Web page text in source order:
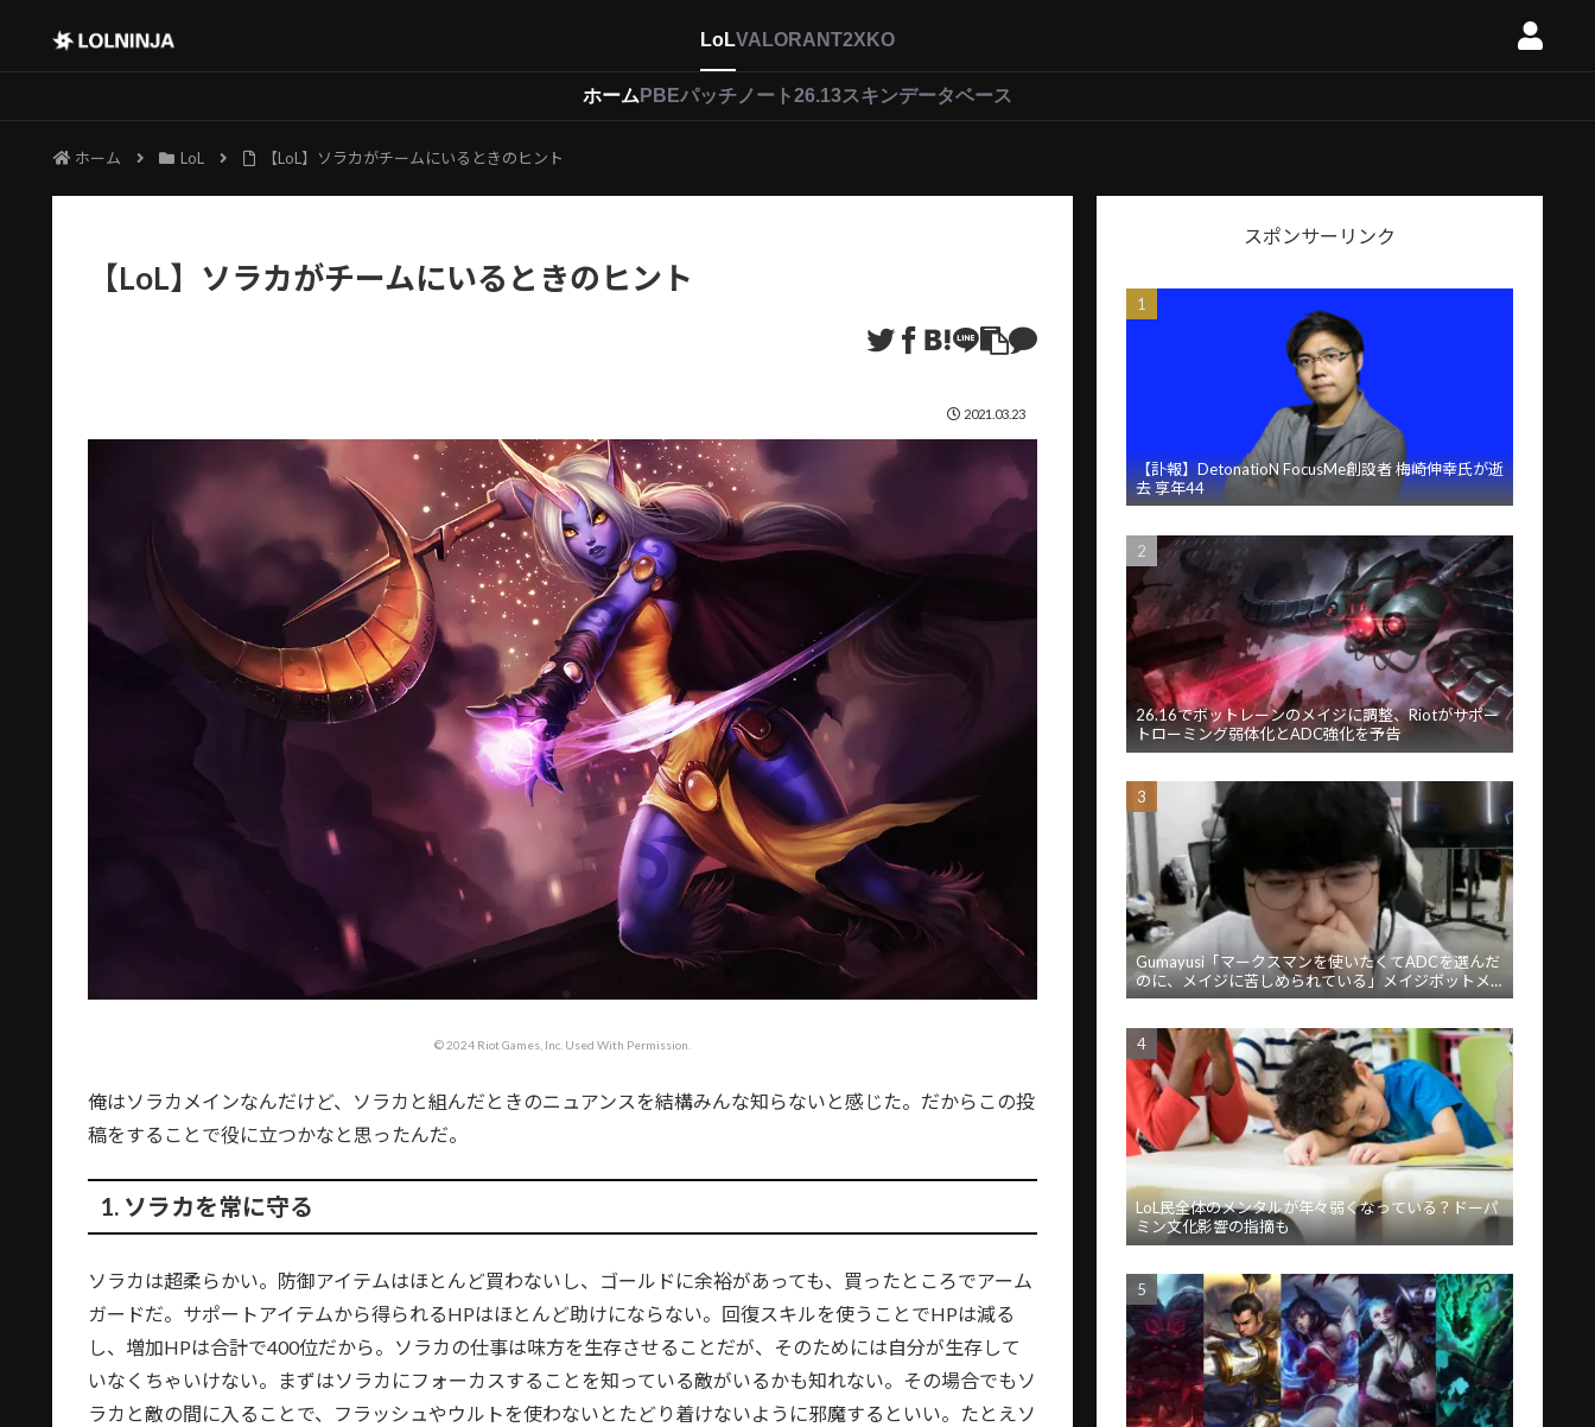
LoLVALORANT2XKO
ホーム PBEパッチノート26.13スキンデータベース
ホーム LoL 【LoL】ソラカがチームにいるときのヒント
【LoL】ソラカがチームにいるときのヒント
2021.03.23
© 2024 Riot Games, Inc. Used With Permission.
俺はソラカメインなんだけど、ソラカと組んだときのニュアンスを結構みんな知らないと感じた。だからこの投
稿をすることで役に立つかなと思ったんだ。
1. ソラカを常に守る
ソラカは超柔らかい。防御アイテムはほとんど買わないし、ゴールドに余裕があっても、買ったところでアーム
ガードだ。サポートアイテムから得られるHPはほとんど助けにならない。回復スキルを使うことでHPは減る
し、増加HPは合計で400位だから。ソラカの仕事は味方を生存させることだが、そのためには自分が生存して
いなくちゃいけない。まずはソラカにフォーカスすることを知っている敵がいるかも知れない。その場合でもソ
ラカと敵の間に入ることで、フラッシュやウルトを使わないとたどり着けないように邪魔するといい。たとえソ
スポンサーリンク
【訃報】DetonatioN FocusMe創設者 梅崎伸幸氏が逝
去 享年44
26.16でボットレーンのメイジに調整、Riotがサポー
トローミング弱体化とADC強化を予告
Gumayusi「マークスマンを使いたくてADCを選んだ
のに、メイジに苦しめられている」メイジボットメ
タに苦言
LoL民全体のメンタルが年々弱くなっている？ドーパ
ミン文化影響の指摘も